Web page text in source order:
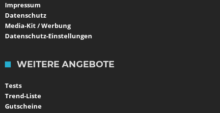
Impressum
Datenschutz
Media-Kit / Werbung
Datenschutz-Einstellungen
WEITERE ANGEBOTE
Tests
Trend-Liste
Gutscheine